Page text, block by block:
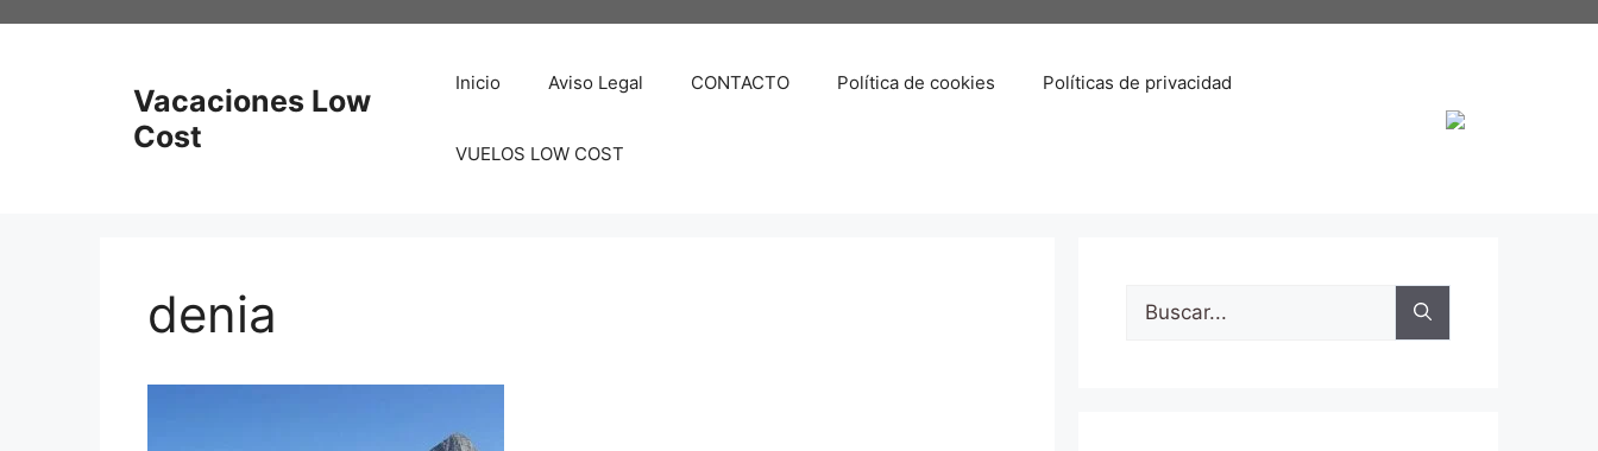
Vacaciones Low
Cost
Inicio Aviso Legal CONTACTO Política de cookies Políticas de privacidad
VUELOS LOW COST
denia Buscar: